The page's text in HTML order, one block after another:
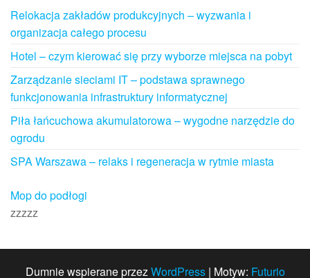
Relokacja zakładów produkcyjnych – wyzwania i
organizacja całego procesu
Hotel – czym kierować się przy wyborze miejsca na pobyt
Zarządzanie sieciami IT – podstawa sprawnego
funkcjonowania infrastruktury informatycznej
Piła łańcuchowa akumulatorowa – wygodne narzędzie do
ogrodu
SPA Warszawa – relaks i regeneracja w rytmie miasta
Mop do podłogi
zzzzz
Dumnie wspierane przezWordPress | Motyw: Futurio